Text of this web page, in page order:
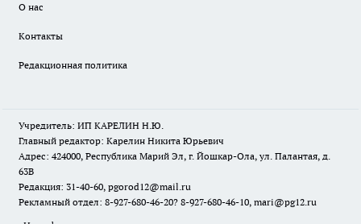
О нас
Контакты
Редакционная политика
Учредитель: ИП КАРЕЛИН Н.Ю.
Главный редактор: Карелин Никита Юрьевич
Адрес: 424000, Республика Марий Эл, г. Йошкар-Ола, ул. Палантая, д.
63В
Редакция: 31-40-60, pgorod12@mail.ru
Рекламный отдел: 8-927-680-46-20? 8-927-680-46-10, mari@pg12.ru